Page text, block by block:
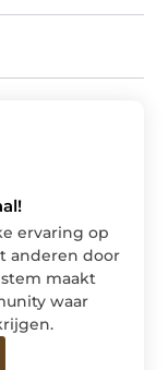
ervaring op
anderen door
maakt
waar